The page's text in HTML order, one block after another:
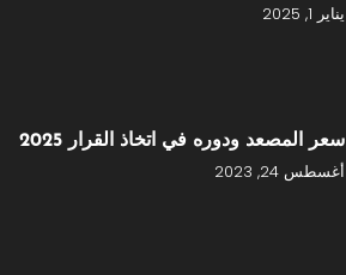
يناير 1, 2025
سعر المصعد ودوره في اتخاذ القرار 2025
أغسطس 24, 2023